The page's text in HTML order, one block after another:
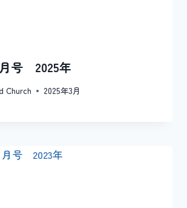
号 2025年
Church 2025年3月